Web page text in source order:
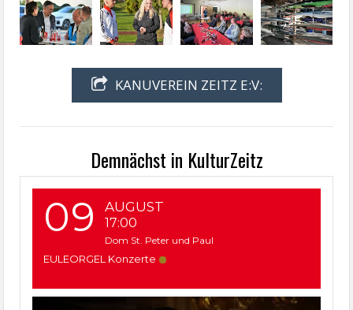
KANUVEREIN ZEITZ E:V:
Demnächst in KulturZeitz
09 AUGUST
17:00
Dom St. Peter und Paul
EULEORGEL Konzerte